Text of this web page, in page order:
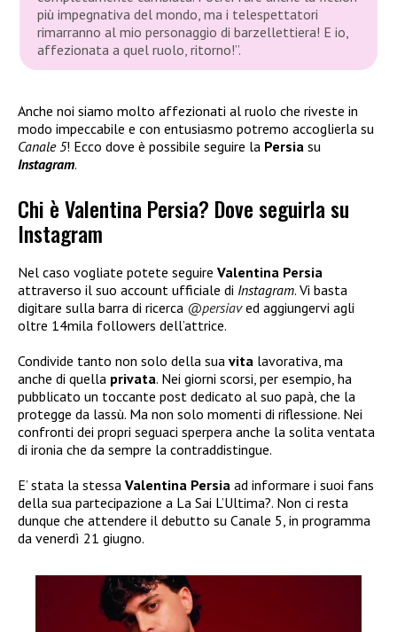
più impegnativa del mondo, ma i telespettatori
rimarranno al mio personaggio di barzellettiera! E io,
affezionata a quel ruolo, ritorno!”.
Anche noi siamo molto affezionati al ruolo che riveste in
modo impeccabile e con entusiasmo potremo accoglierla su
Canale 5! Ecco dove è possibile seguire la Persia su
Instagram.
Chi è Valentina Persia? Dove seguirla su
Instagram
Nel caso vogliate potete seguire Valentina Persia
attraverso il suo account ufficiale di Instagram. Vi basta
digitare sulla barra di ricerca @persiav ed aggiungervi agli
oltre 14mila followers dell’attrice.
Condivide tanto non solo della sua vita lavorativa, ma
anche di quella privata. Nei giorni scorsi, per esempio, ha
pubblicato un toccante post dedicato al suo papà, che la
protegge da lassù. Ma non solo momenti di riflessione. Nei
confronti dei propri seguaci sperpera anche la solita ventata
di ironia che da sempre la contraddistingue.
E’ stata la stessa Valentina Persia ad informare i suoi fans
della sua partecipazione a La Sai L’Ultima?. Non ci resta
dunque che attendere il debutto su Canale 5, in programma
da venerdì 21 giugno.